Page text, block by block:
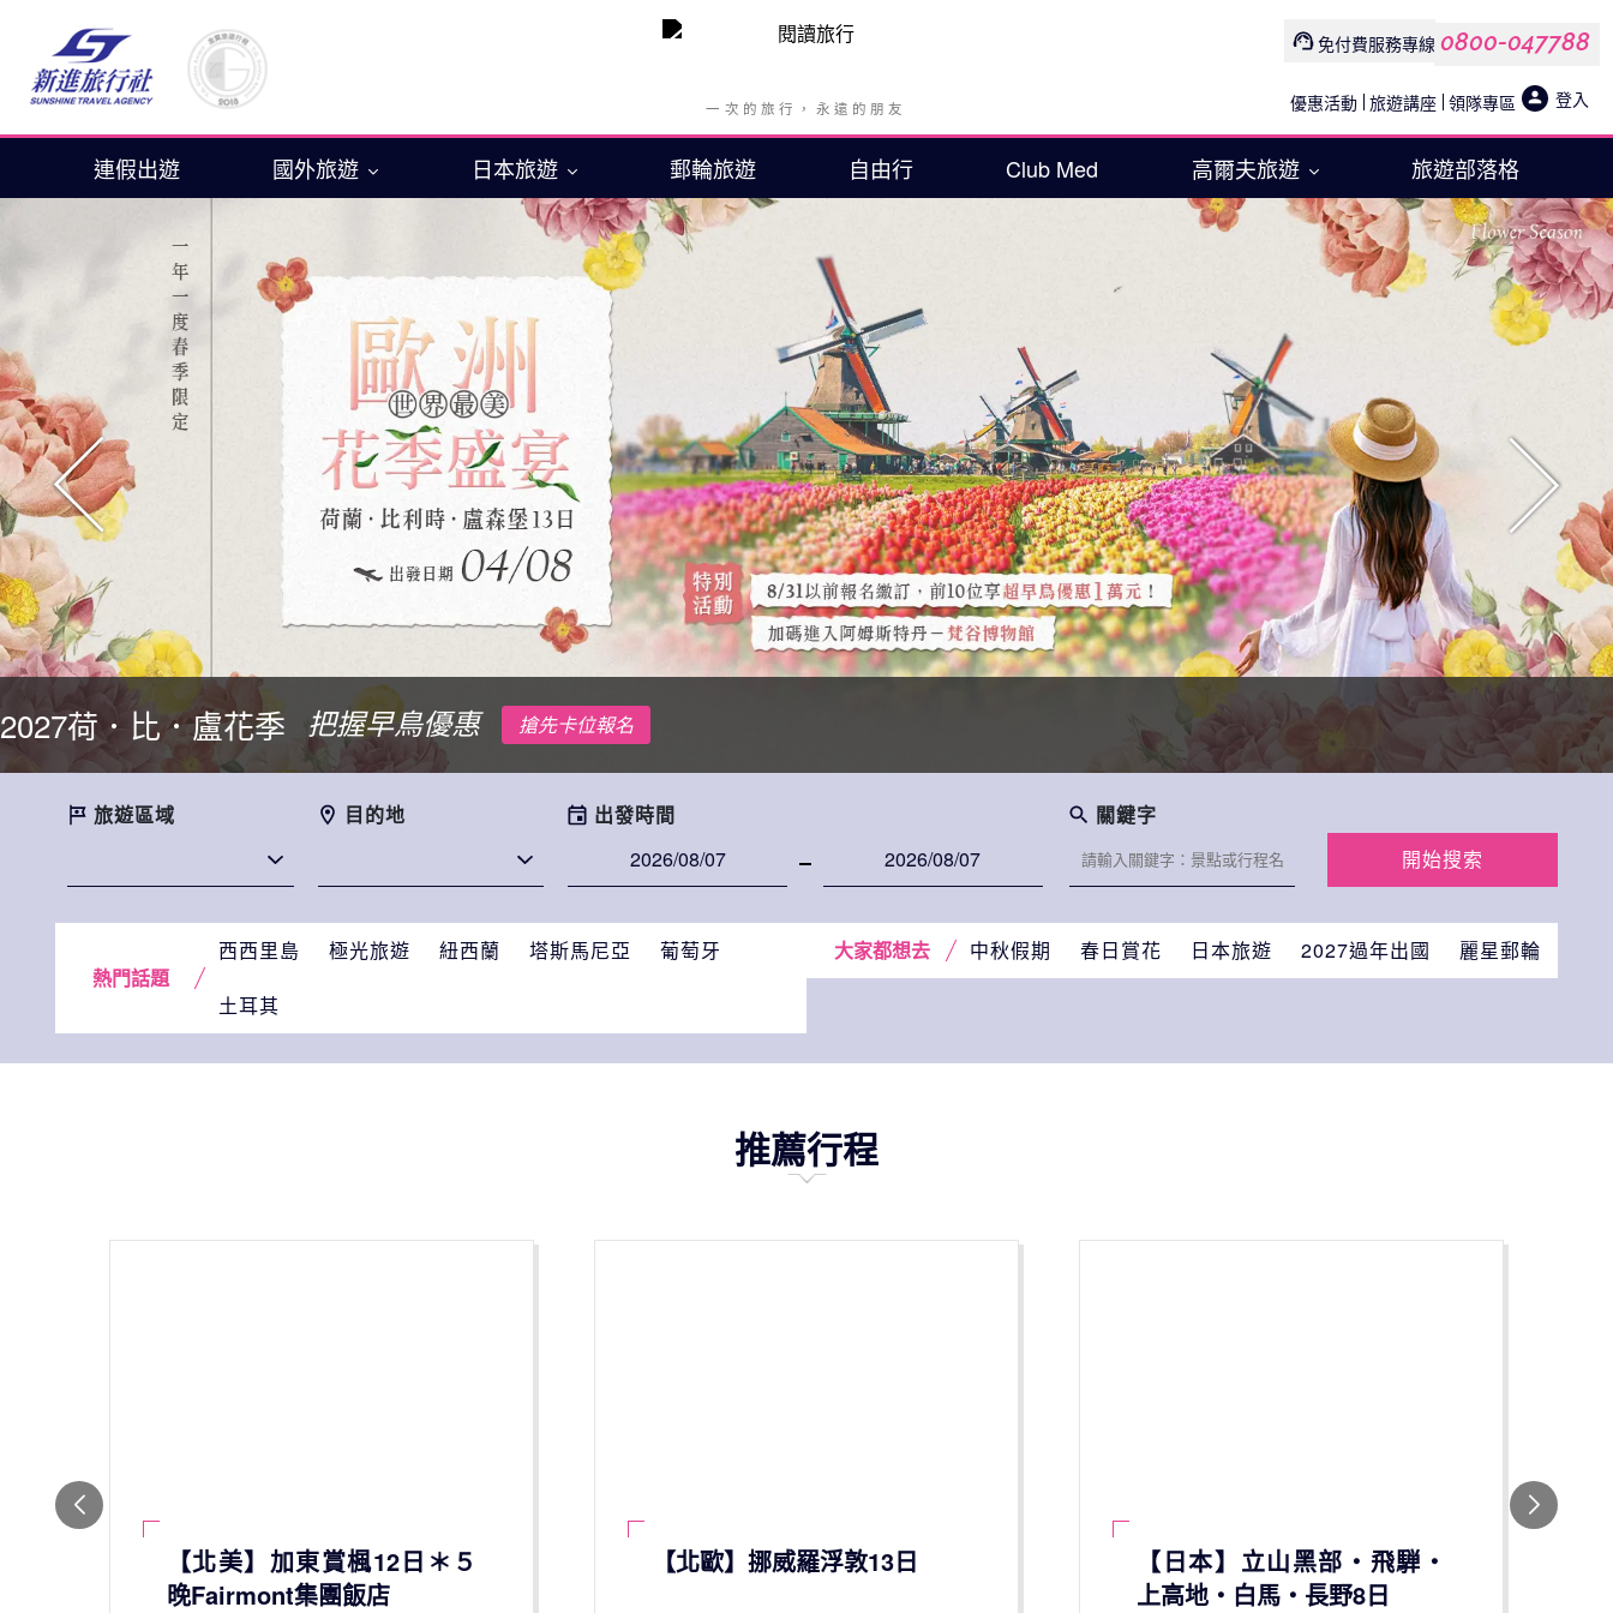
免付費服務專線 0800-047788
優惠活動 旅遊講座 領隊專區 登入
連假出遊 國外旅遊 日本旅遊 郵輪旅遊 自由行 Club Med 高爾夫旅遊 旅遊部落格
2027荷．比．盧花季 把握早鳥優惠 搶先卡位報名
往前 往後
旅遊區域 目的地 出發時間
關鍵字
開始搜索
熱門話題
西西里島 極光旅遊 紐西蘭 塔斯馬尼亞
葡萄牙
土耳其
大家都想去 中秋假期 春日賞花 日本旅遊 2027過年出國 麗星郵輪
推薦行程
【北美】加東賞楓12日＊５
晚Fairmont集團飯店
【北歐】挪威羅浮敦13日
【日本】立山黑部‧飛騨‧
上高地‧白馬‧長野8日